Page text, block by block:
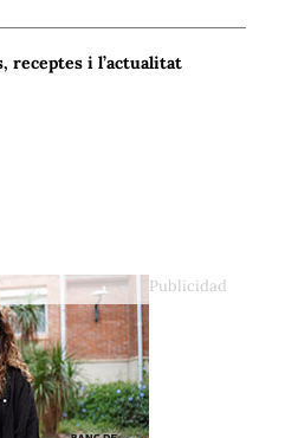
receptes i l’actualitat